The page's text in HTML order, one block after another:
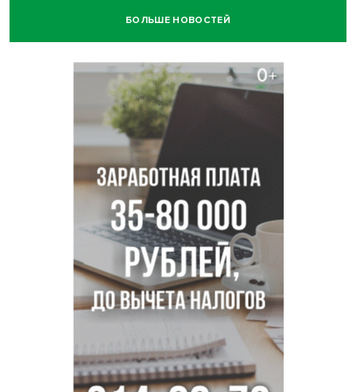
Африканский врач поразил новосибирцев в травмпункте
Покрытие рулежных дорожек обновили в аэропорту
Толмачево по нацпроекту
В Новосибирске зафиксирован рост заболеваемости
энтеровирусной инфекцией
В Новосибирске осудили внука за продажу дедова ружья
БОЛЬШЕ НОВОСТЕЙ